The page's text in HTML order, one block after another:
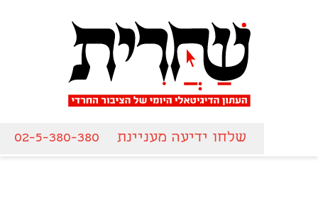
שלחו ידיעה מעניינת 02-5-380-380